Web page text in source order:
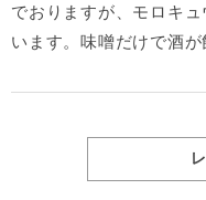
でおりますが、モロキ
います。味噌だけで酒が